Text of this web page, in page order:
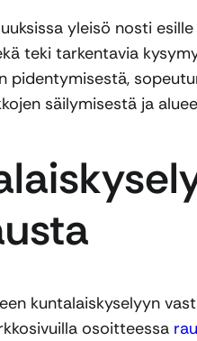
yleisö nosti
teki tarkentavia
pidentymisestä,
säilymisestä ja
kuntalaiskyselyyn
osoitteessa